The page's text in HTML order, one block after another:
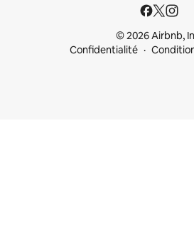
© 2026 Airbnb,
Confidentialité